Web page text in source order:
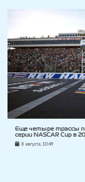
Еще четыре трассы
серии NASCAR Cup в
8 августа, 10:49